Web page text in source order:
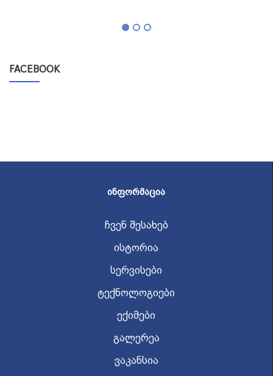
FACEBOOK
ᲘᲜᲤᲝᲠᲛᲐᲪᲘᲐ
ჩვენ შესახებ
ისტორია
სერვისები
ტექნოლოგიები
ექიმები
გალერეა
ვაკანსია